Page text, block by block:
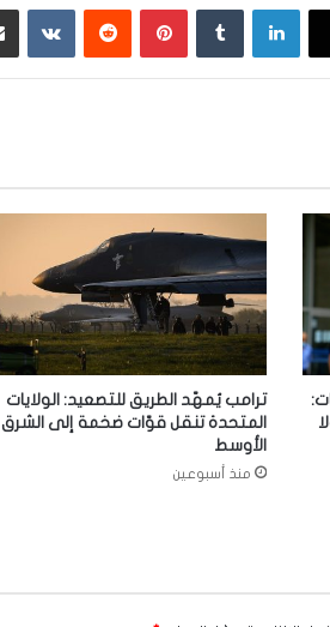
لينكدإن بينتيريست ‏VKontakte
ترامب يُمهّد الطريق للتصعيد: الولايات
المتحدة تنقل قوّات ضخمة إلى الشرق
الأوسط
منذ أسبوعين